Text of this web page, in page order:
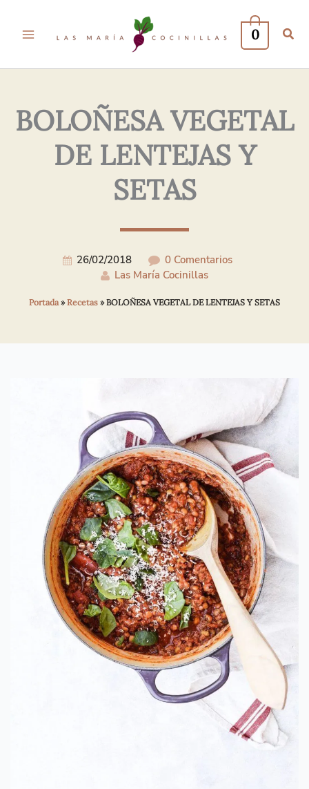
0
BOLOÑESA VEGETAL
DE LENTEJAS Y
SETAS
26/02/2018
0 Comentarios
Las María Cocinillas
Portada»Recetas »BOLOÑESA VEGETAL DE LENTEJAS Y SETAS
Electrónico*